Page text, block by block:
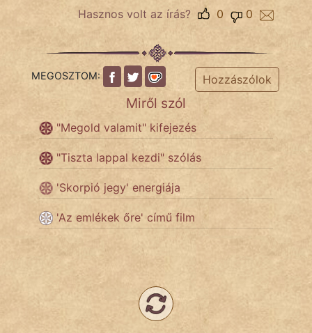
Jób Gedeon
Láron Ádám
vörös ördög
nagyöreg
NapHold
Név nélkül
pszichopati
Hoffer Botond
Hasznos volt az írás? 0
0
MEGOSZTOM: Hozzászólok
Miről szól
"Megold valamit" kifejezés
"Tiszta lappal kezdi" szólás
'Skorpió jegy' energiája
'Az emlékek őre' című film